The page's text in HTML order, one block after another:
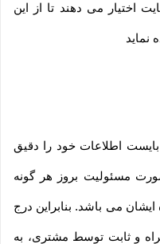
اختیار می دهند تا از این
نماید
اطلاعات خود را دقیق
مسئولیت بروز هر گونه
می باشد. بنابراین درج
و ثابت توسط مشتری، به